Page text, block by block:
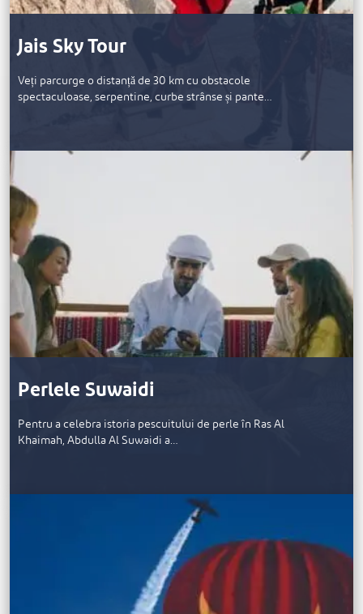
Jais Sky Tour
Veți parcurge o distanță de 30 km cu obstacole
spectaculoase, serpentine, curbe strânse și pante…
Perlele Suwaidi
Pentru a celebra istoria pescuitului de perle în Ras Al
Khaimah, Abdulla Al Suwaidi a…